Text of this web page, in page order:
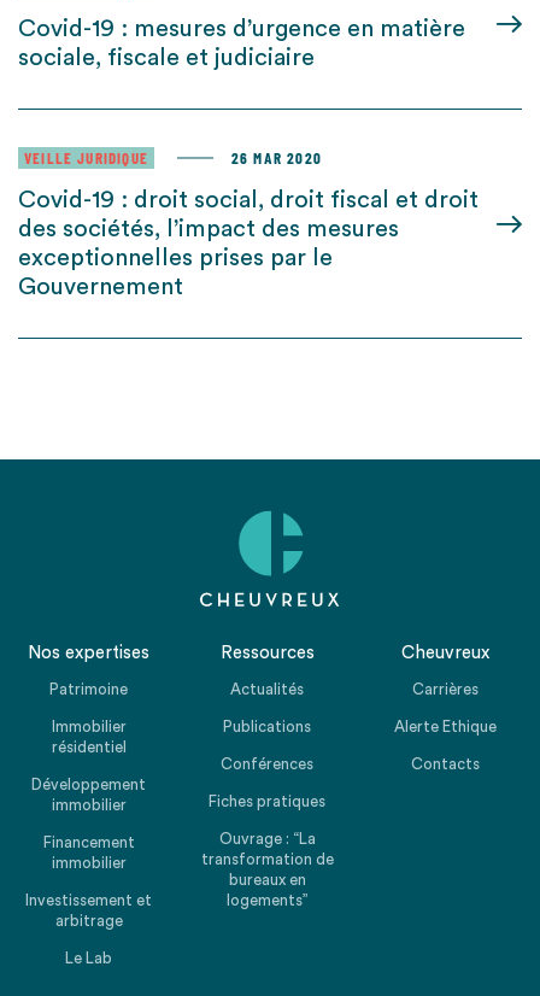
Covid-19 : mesures d’urgence en matière
sociale, fiscale et judiciaire
VEILLE JURIDIQUE 26 MAR 2020
Covid-19 : droit social, droit fiscal et droit
des sociétés, l’impact des mesures
exceptionnelles prises par le
Gouvernement
Nos expertises
Patrimoine
Immobilier
résidentiel
Développement
immobilier
Financement
immobilier
Investissement et
arbitrage
Le Lab
Ressources
Actualités
Publications
Conférences
Fiches pratiques
Ouvrage : “La
transformation de
bureaux en
logements”
Cheuvreux
Carrières
Alerte Ethique
Contacts